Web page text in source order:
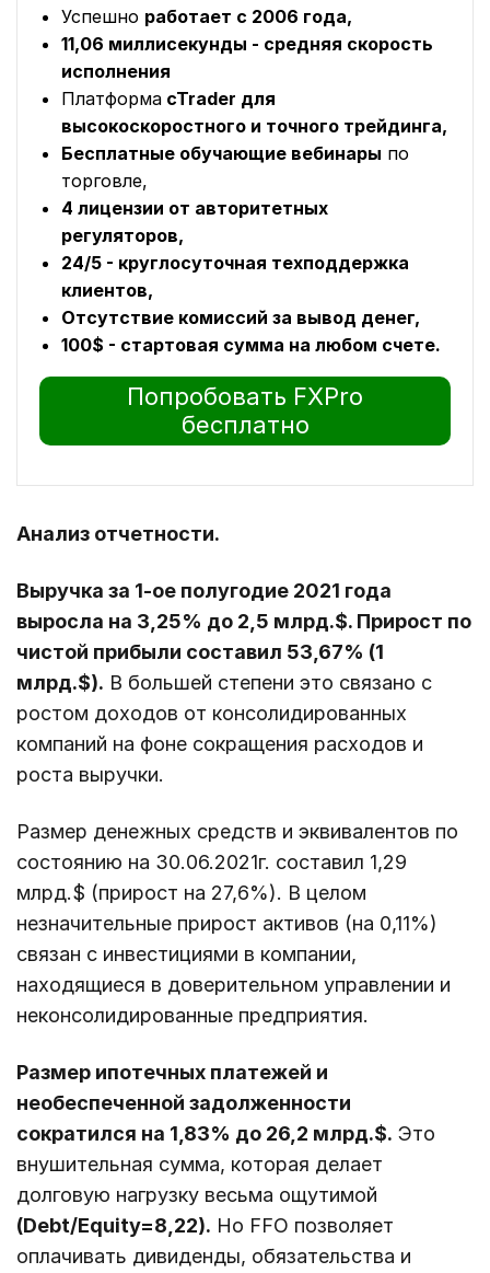
Успешно работает с 2006 года,
11,06 миллисекунды - средняя скорость
исполнения
Платформа cTrader для
высокоскоростного и точного трейдинга,
Бесплатные обучающие вебинары по
торговле,
4 лицензии от авторитетных
регуляторов,
24/5 - круглосуточная техподдержка
клиентов,
Отсутствие комиссий за вывод денег,
100$ - стартовая сумма на любом счете.
Попробовать FXPro
бесплатно
Анализ отчетности.
Выручка за 1-ое полугодие 2021 года
выросла на 3,25% до 2,5 млрд.$. Прирост по
чистой прибыли составил 53,67% (1
млрд.$). В большей степени это связано с
ростом доходов от консолидированных
компаний на фоне сокращения расходов и
роста выручки.
Размер денежных средств и эквивалентов по
состоянию на 30.06.2021г. составил 1,29
млрд.$ (прирост на 27,6%). В целом
незначительные прирост активов (на 0,11%)
связан с инвестициями в компании,
находящиеся в доверительном управлении и
неконсолидированные предприятия.
Размер ипотечных платежей и
необеспеченной задолженности
сократился на 1,83% до 26,2 млрд.$. Это
внушительная сумма, которая делает
долговую нагрузку весьма ощутимой
(Debt/Equity=8,22). Но FFO позволяет
оплачивать дивиденды, обязательства и